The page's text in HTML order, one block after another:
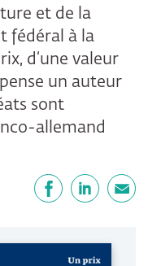
et de la
fédéral à la
d‘une valeur
un auteur
sont
allemand